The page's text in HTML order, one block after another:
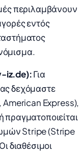
περιλαμβάνουν
εντός
iz.de):Για
δεχόμαστε
American Express),
Stripe (Stripe
διαθέσιμοι